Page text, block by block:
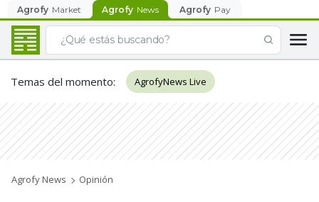
Agrofy Market Agrofy News Agrofy Pay
Temas del momento: AgrofyNews Live
Agrofy News Opinión